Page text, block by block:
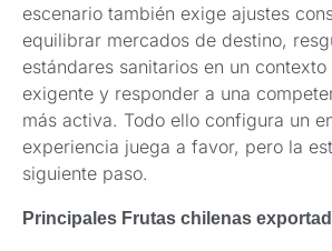
escenario también exige ajustes
equilibrar mercados de destino,
estándares sanitarios en un
exigente y responder a una
más activa. Todo ello configura un
experiencia juega a favor, pero la
siguiente paso.
Principales Frutas chilenas